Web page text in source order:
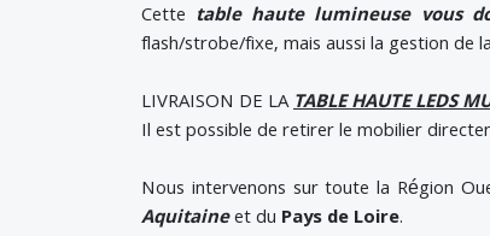
Cette table haute lumineuse vous
flash/strobe/fixe, mais aussi la gestion de
LIVRAISON DE LATABLE HAUTE LEDS
Il est possible de retirer le mobilier
Nous intervenons sur toute la Région
Aquitaineet du Pays de Loire.